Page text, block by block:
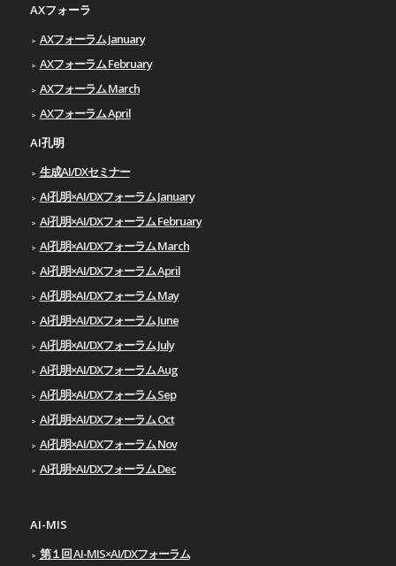
AXフォーラ
AXフォーラム January
AXフォーラム February
AXフォーラム March
AXフォーラム April
AI孔明
生成AI/DXセミナー
AI孔明×AI/DXフォーラム January
AI孔明×AI/DXフォーラム February
AI孔明×AI/DXフォーラム March
AI孔明×AI/DXフォーラム April
AI孔明×AI/DXフォーラム May
AI孔明×AI/DXフォーラム June
AI孔明×AI/DXフォーラム July
AI孔明×AI/DXフォーラム Aug
AI孔明×AI/DXフォーラム Sep
AI孔明×AI/DXフォーラム Oct
AI孔明×AI/DXフォーラム Nov
AI孔明×AI/DXフォーラム Dec
AI-MIS
第１回 AI-MIS×AI/DXフォーラム